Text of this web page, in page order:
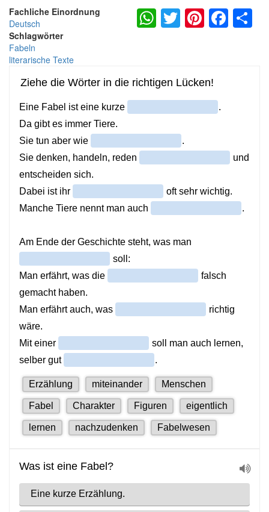
Fachliche Einordnung
Deutsch
Schlagwörter
Fabeln
literarische Texte
WhatsApp
Twitter